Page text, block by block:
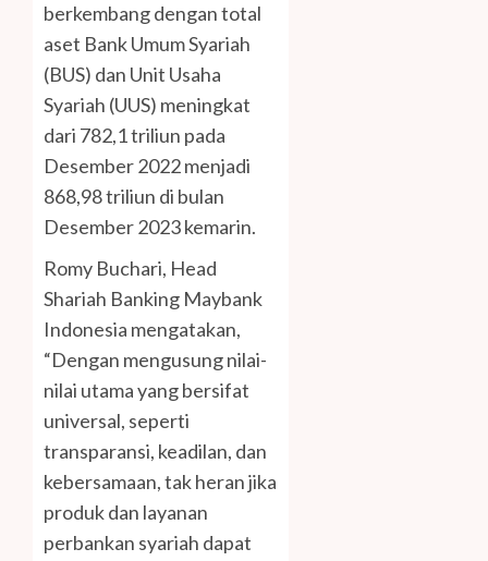
berkembang dengan total
aset Bank Umum Syariah
(BUS) dan Unit Usaha
Syariah (UUS) meningkat
dari 782,1 triliun pada
Desember 2022 menjadi
868,98 triliun di bulan
Desember 2023 kemarin.
Romy Buchari, Head
Shariah Banking Maybank
Indonesia mengatakan,
“Dengan mengusung nilai-
nilai utama yang bersifat
universal, seperti
transparansi, keadilan, dan
kebersamaan, tak heran jika
produk dan layanan
perbankan syariah dapat